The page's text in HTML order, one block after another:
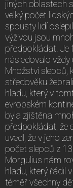
jiných oblastech
velký počet
spousty lidí
výživou jsou
předpokládat. Je
následovalo vždy
Množství slepců,
středověku
hladu, který v
evropském
byla zjištěna
předpokládat, že
uvedl, že v jeho
počet slepců z
Morgulius nám
hladu, který řádil
téměř všechny